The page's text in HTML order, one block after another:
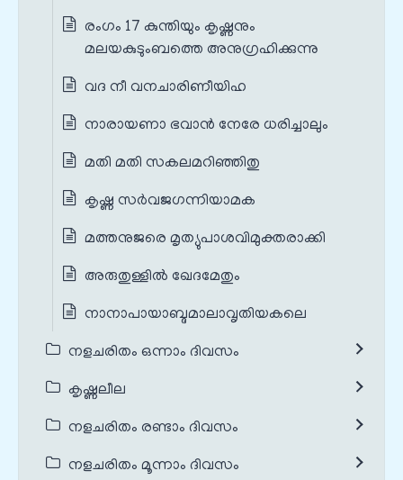
രംഗം 17 കുന്തിയും കൃഷ്ണനും
മലയകുടുംബത്തെ അനുഗ്രഹിക്കുന്നു
വദ നീ വനചാരിണീയിഹ
നാരായണാ ഭവാൻ നേരേ ധരിച്ചാലും
മതി മതി സകലമറിഞ്ഞിതു
കൃഷ്ണ സർവജഗന്നിയാമക
മത്തനുജരെ മൃത്യുപാശവിമുക്തരാക്കി
അരുതുള്ളിൽ ഖേദമേതും
നാനാപായാബ്ദമാലാവൃതിയകലെ
നളചരിതം ഒന്നാം ദിവസം
കൃഷ്ണലീല
നളചരിതം രണ്ടാം ദിവസം
നളചരിതം മൂന്നാം ദിവസം